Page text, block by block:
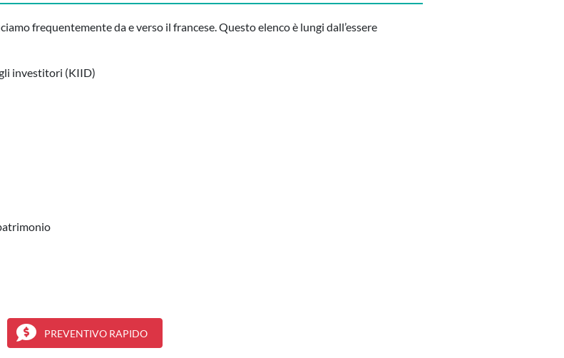
frequentemente da e verso il francese. Questo elenco è lungi dall’essere
investitori (KIID)
PREVENTIVO RAPIDO